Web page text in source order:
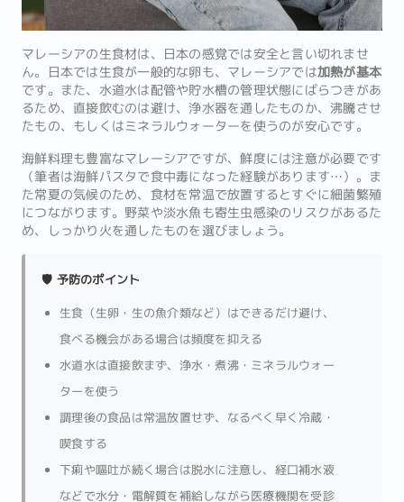
マレーシアの生食材は、日本の感覚では安全と言い切れませ
ん。日本では生食が一般的な卵も、マレーシアでは加熱が基本
です。また、水道水は配管や貯水槽の管理状態にばらつきがあ
るため、直接飲むのは避け、浄水器を通したものか、沸騰させ
たもの、もしくはミネラルウォーターを使うのが安心です。
海鮮料理も豊富なマレーシアですが、鮮度には注意が必要です
（筆者は海鮮パスタで食中毒になった経験があります…）。ま
た常夏の気候のため、食材を常温で放置するとすぐに細菌繁殖
につながります。野菜や淡水魚も寄生虫感染のリスクがあるた
め、しっかり火を通したものを選びましょう。
🛡️ 予防のポイント
生食（生卵・生の魚介類など）はできるだけ避け、
食べる機会がある場合は頻度を抑える
水道水は直接飲まず、浄水・煮沸・ミネラルウォー
ターを使う
調理後の食品は常温放置せず、なるべく早く冷蔵・
喫食する
下痢や嘔吐が続く場合は脱水に注意し、経口補水液
などで水分・電解質を補給しながら医療機関を受診